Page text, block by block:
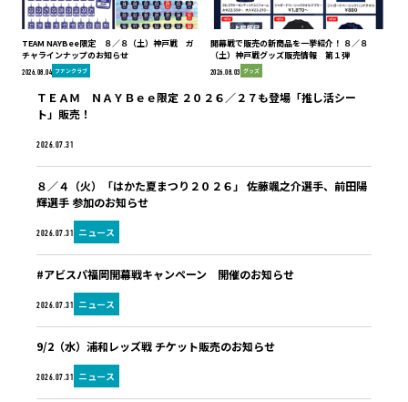
TEAM NAYBee限定 ８／８（土）神戸戦 ガ
チャラインナップのお知らせ
2026.08.04 ファンクラブ
開幕戦で販売の新商品を一挙紹介！ ８／８
（土）神戸戦グッズ販売情報 第１弾
2026.08.03 グッズ
2026.07.31
ＴＥＡＭ ＮＡＹＢｅｅ限定 ２０２６／２７も登場「推し活シー
ト」販売！
2026.07.31 ニュース
８／４（火）「はかた夏まつり２０２６」 佐藤颯之介選手、前田陽
輝選手 参加のお知らせ
2026.07.31 ニュース
#アビスパ福岡開幕戦キャンペーン 開催のお知らせ
2026.07.31 ニュース
9/2（水）浦和レッズ戦 チケット販売のお知らせ